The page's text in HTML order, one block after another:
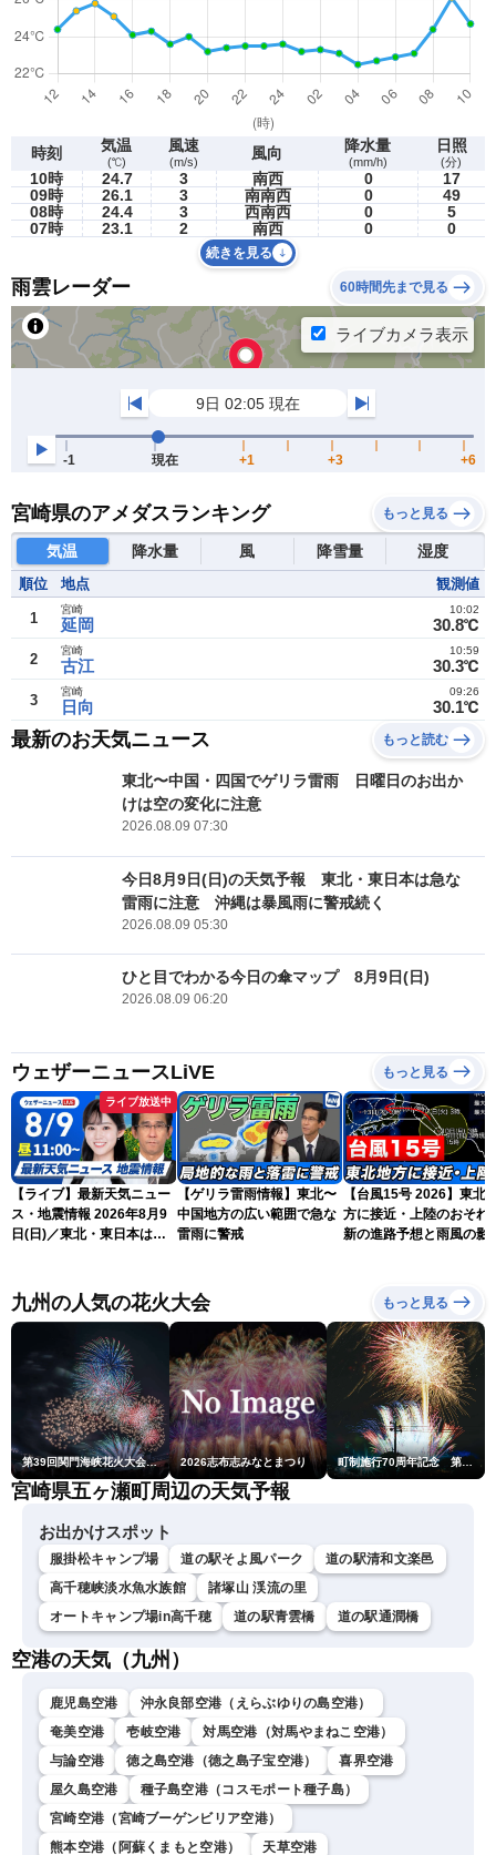
時刻 気温
(℃)
風速
(m/s) 風向 降水量
(mm/h)
日照
(分)
10時 24.7 3 南西 0
17
09時
26.1 3 南南西 0
49
08時
24.4 3 西南西 0
5
07時
23.1 2 南西 0 0
続きを見る
雨雲レーダー 60時間先まで見る
宮崎県のアメダスランキング もっと見る
気温 降水量 風 降雪量 湿度
順位 地点 観測値
1 延岡
宮崎
30.8℃
10:02
2 古江
宮崎
30.3℃
10:59
3 日向
宮崎
30.1℃
09:26
最新のお天気ニュース もっと読む
東北〜中国・四国でゲリラ雷雨 日曜日のお出か
けは空の変化に注意
2026.08.09 07:30
今日8月9日(日)の天気予報 東北・東日本は急な
雷雨に注意 沖縄は暴風雨に警戒続く
2026.08.09 05:30
ひと目でわかる今日の傘マップ 8月9日(日)
2026.08.09 06:20
ウェザーニュースLiVE もっと見る
ライブ放送中
【ライブ】最新天気ニュー
ス・地震情報 2026年8月9
日(日)／東北・東日本は急
ム・青原桃香／山口剛央〉
【ゲリラ雷雨情報】東北〜
中国地方の広い範囲で急な
雷雨に警戒
【台風15号 2026】東北
方に接近・上陸のおそれ
新の進路予想と雨風の影
九州の人気の花火大会 もっと見る
第39回関門海峡花火大会(門司側) 2026志布志みなとまつり 町制施行70周年記念 第48回南種子町ロケット祭
宮崎県五ヶ瀬町周辺の天気予報
お出かけスポット
服掛松キャンプ場 道の駅そよ風パーク
道の駅清和文楽邑
高千穂峡淡水魚水族館
諸塚山 渓流の里
オートキャンプ場in高千穂
道の駅青雲橋 道の駅通潤橋
空港の天気（九州）
鹿児島空港
沖永良部空港（えらぶゆりの島空港）
奄美空港
壱岐空港
対馬空港（対馬やまねこ空港）
与論空港
徳之島空港（徳之島子宝空港）
喜界空港
屋久島空港
種子島空港（コスモポート種子島）
宮崎空港（宮崎ブーゲンビリア空港）
熊本空港（阿蘇くまもと空港）
天草空港